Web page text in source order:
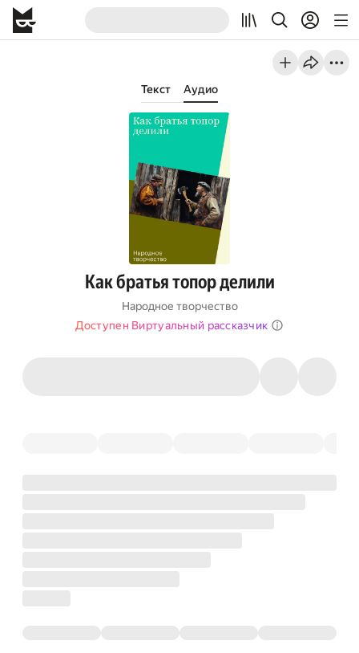
Текст Аудио
Как братья топор делили
Народное творчество
Доступен Виртуальный рассказчик